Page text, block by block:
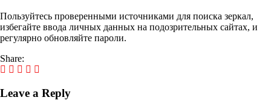
Пользуйтесь проверенными источниками для поиска зеркал,
избегайте ввода личных данных на подозрительных сайтах, и
регулярно обновляйте пароли.
Share:
Leave a Reply